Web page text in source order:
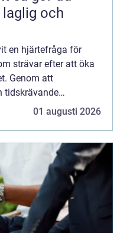
laglig och
en hjärtefråga för
strävar efter att öka
Genom att
tidskrävande
01 augusti 2026